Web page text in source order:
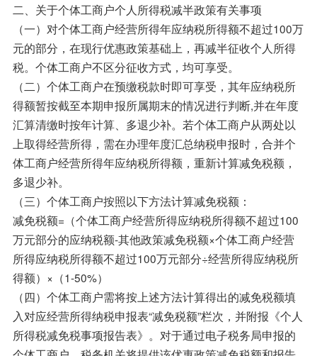
二、关于个体工商户个人所得税减半政策有关事项
（一）对个体工商户经营所得年应纳税所得额不超过100万
元的部分，在现行优惠政策基础上，再减半征收个人所得
税。个体工商户不区分征收方式，均可享受。
（二）个体工商户在预缴税款时即可享受，其年应纳税所
得额暂按截至本期申报所属期末的情况进行判断,并在年度
汇算清缴时按年计算、多退少补。若个体工商户从两处以
上取得经营所得，需在办理年度汇总纳税申报时，合并个
体工商户经营所得年应纳税所得额，重新计算减免税额，
多退少补。
（三）个体工商户按照以下方法计算减免税额：
减免税额=（个体工商户经营所得应纳税所得额不超过100
万元部分的应纳税额-其他政策减免税额×个体工商户经营
所得应纳税所得额不超过100万元部分÷经营所得应纳税所
得额）×（1-50%）
（四）个体工商户需将按上述方法计算得出的减免税额填
入对应经营所得纳税申报表“减免税额”栏次，并附报《个人
所得税减免税事项报告表》。对于通过电子税务局申报的